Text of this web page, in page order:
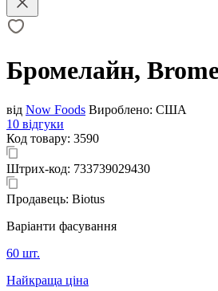
Бромелайн,
від Now Foods Вироблено: США
10 відгуки
Код товару: 3590
Штрих-код: 733739029430
Продавець: Biotus
Варіанти фасування
60 шт.
Найкраща ціна